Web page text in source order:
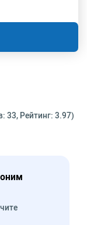
33, Рейтинг: 3.97)